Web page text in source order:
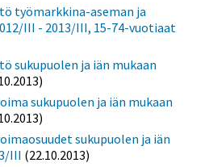
työmarkkina-aseman ja
III - 2013/III, 15-74-vuotiaat
sukupuolen ja iän mukaan
sukupuolen ja iän mukaan
sukupuolen ja iän
III (22.10.2013)